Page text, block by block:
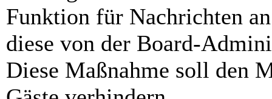
Funktion für Nachrichten
diese von der Board-
Diese Maßnahme soll den